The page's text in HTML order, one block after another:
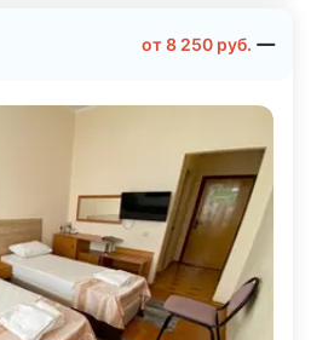
от8 250 руб.